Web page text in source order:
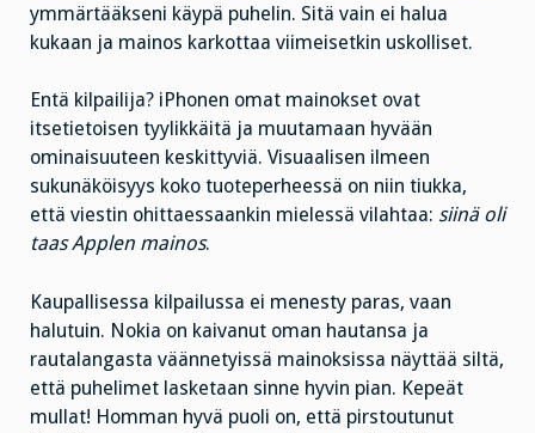
ymmärtääkseni käypä puhelin. Sitä vain ei halua
kukaan ja mainos karkottaa viimeisetkin uskolliset.
Entä kilpailija? iPhonen omat mainokset ovat
itsetietoisen tyylikkäitä ja muutamaan hyvään
ominaisuuteen keskittyviä. Visuaalisen ilmeen
sukunäköisyys koko tuoteperheessä on niin tiukka,
että viestin ohittaessaankin mielessä vilahtaa: siinä oli
taas Applen mainos.
Kaupallisessa kilpailussa ei menesty paras, vaan
halutuin. Nokia on kaivanut oman hautansa ja
rautalangasta väännetyissä mainoksissa näyttää siltä,
että puhelimet lasketaan sinne hyvin pian. Kepeät
mullat! Homman hyvä puoli on, että pirstoutunut